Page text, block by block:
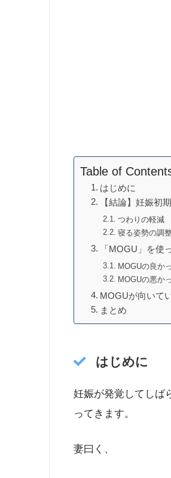
Table of
はじめに
【結論】妊娠初
つわりの軽減
寝る姿勢の調
「MOGU」を使
MOGUの良か
MOGUの悪か
MOGUが向いて
まとめ
はじめに
妊娠が発覚してしば
ってきます。
妻曰く、